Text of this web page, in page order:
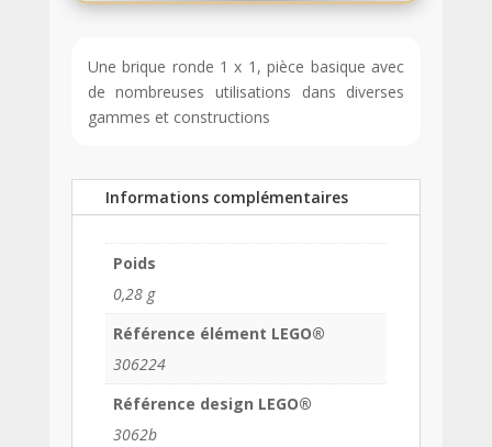
Une brique ronde 1 x 1, pièce basique avec
de nombreuses utilisations dans diverses
gammes et constructions
Informations complémentaires
Poids
0,28 g
Référence élément LEGO®
306224
Référence design LEGO®
3062b